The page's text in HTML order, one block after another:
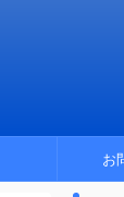
お